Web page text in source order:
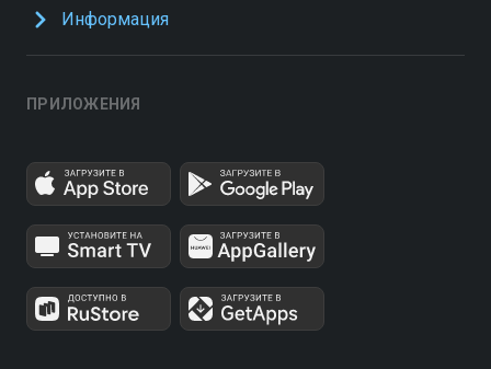
Информация
ПРИЛОЖЕНИЯ